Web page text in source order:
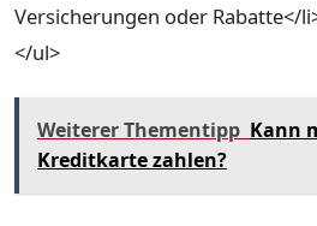
Versicherungen oder Rabatte</
</ul>
Weiterer Thementipp Kann
Kreditkarte zahlen?